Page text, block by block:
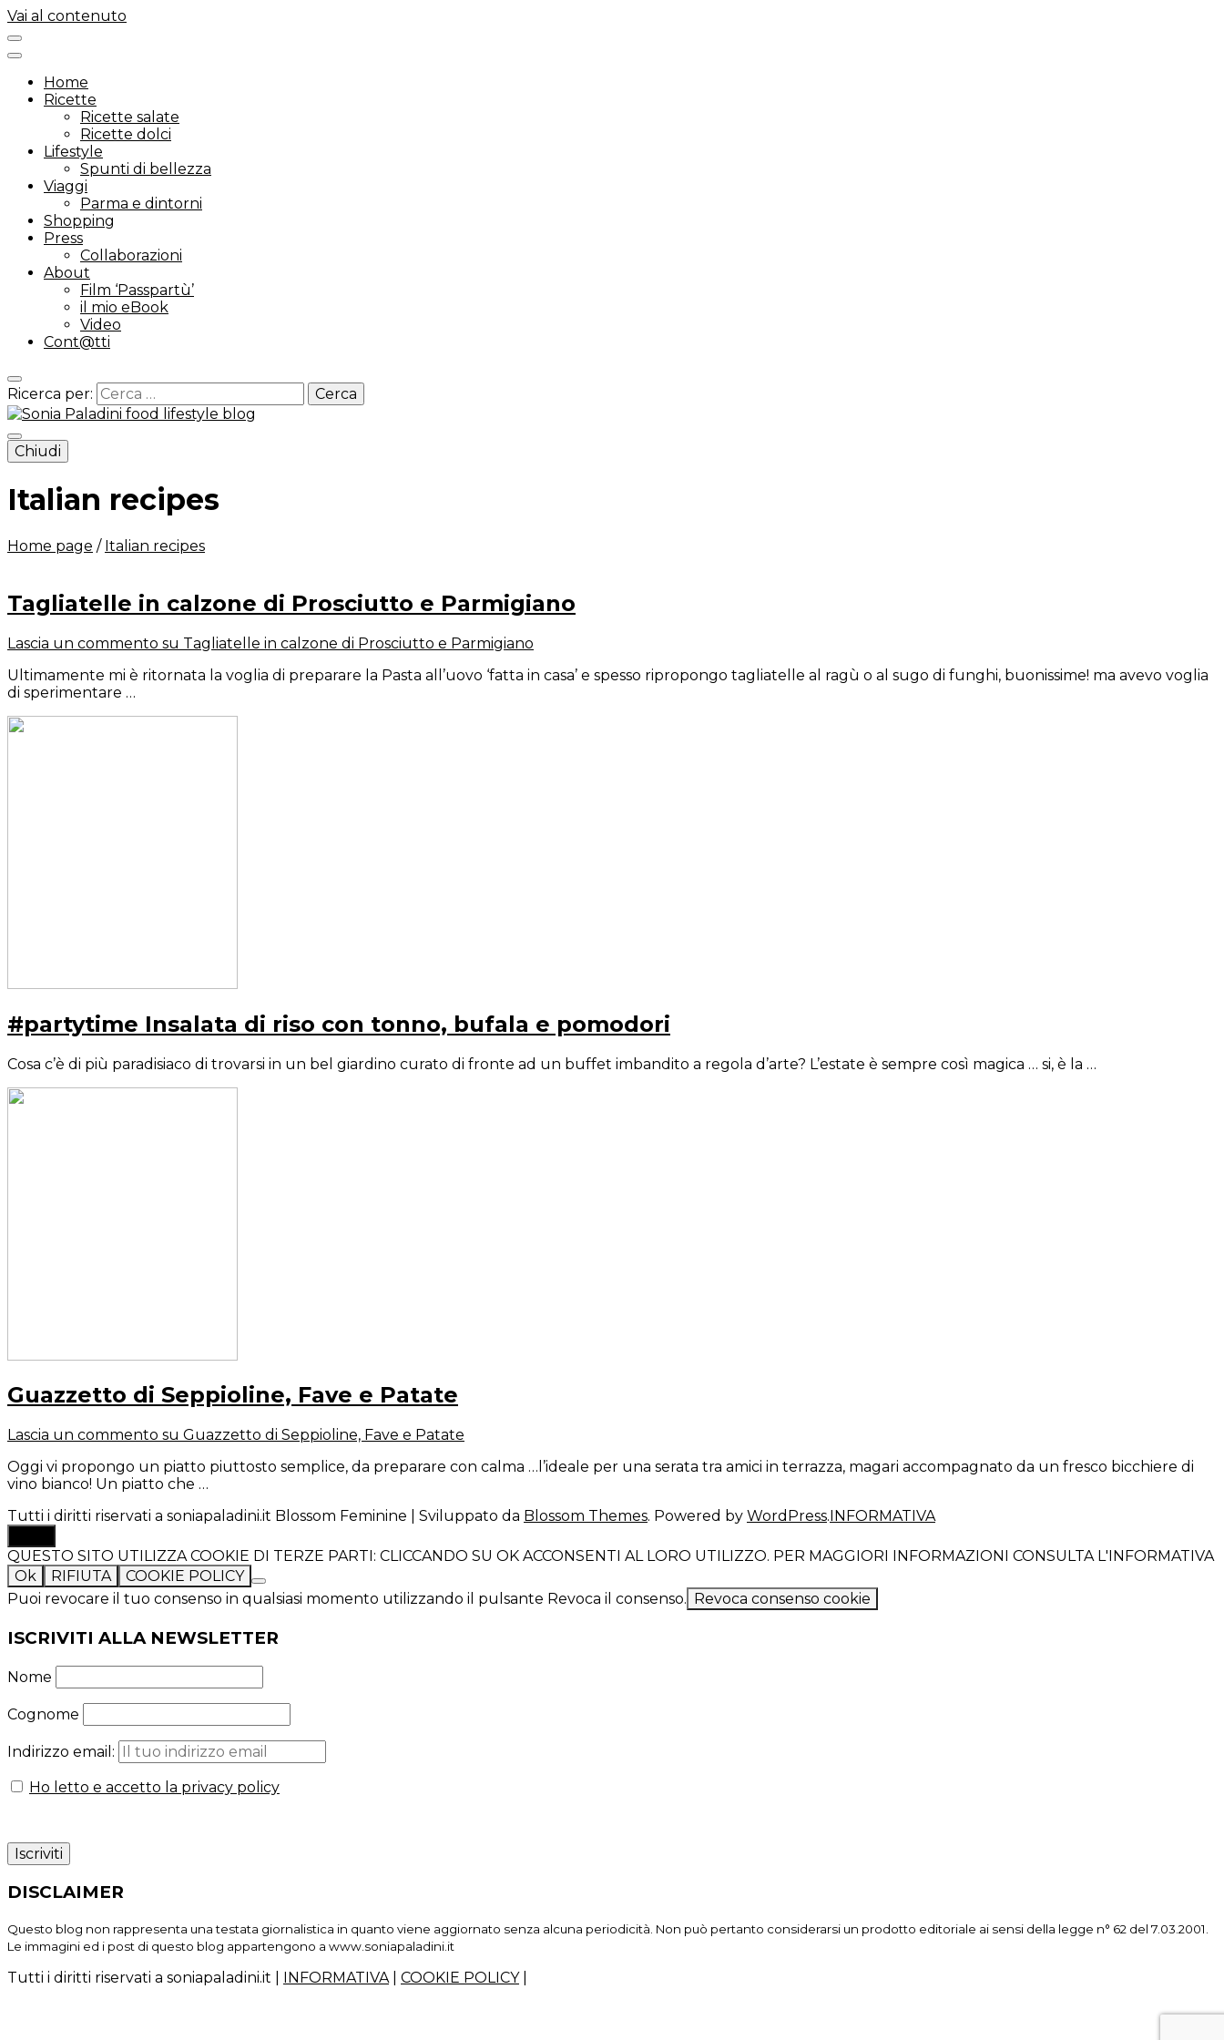
Vai al contenuto
Home
Ricette
Ricette salate
Ricette dolci
Lifestyle
Spunti di bellezza
Viaggi
Parma e dintorni
Shopping
Press
Collaborazioni
About
Film ‘Passpartù’
il mio eBook
Video
Cont@tti
Ricerca per:
Sonia Paladini – food and lifestyle blog – Italy
Chiudi
Italian recipes
Home page / Italian recipes
Tagliatelle in calzone di Prosciutto e Parmigiano
Lascia un commento su Tagliatelle in calzone di Prosciutto e Parmigiano
Ultimamente mi è ritornata la voglia di preparare la Pasta all’uovo ‘fatta in casa’ e spesso ripropongo tagliatelle al ragù o al sugo di funghi, buonissime! ma avevo voglia
di sperimentare …
#partytime Insalata di riso con tonno, bufala e pomodori
Cosa c’è di più paradisiaco di trovarsi in un bel giardino curato di fronte ad un buffet imbandito a regola d’arte? L’estate è sempre così magica … si, è la …
Guazzetto di Seppioline, Fave e Patate
Lascia un commento su Guazzetto di Seppioline, Fave e Patate
Oggi vi propongo un piatto piuttosto semplice, da preparare con calma …l’ideale per una serata tra amici in terrazza, magari accompagnato da un fresco bicchiere di
vino bianco! Un piatto che …
Tutti i diritti riservati a soniapaladini.it Blossom Feminine | Sviluppato da Blossom Themes. Powered by WordPress. INFORMATIVA
QUESTO SITO UTILIZZA COOKIE DI TERZE PARTI: CLICCANDO SU OK ACCONSENTI AL LORO UTILIZZO. PER MAGGIORI INFORMAZIONI CONSULTA L'INFORMATIVA
Ok
RIFIUTA
COOKIE POLICY
Puoi revocare il tuo consenso in qualsiasi momento utilizzando il pulsante Revoca il consenso.
Revoca consenso cookie
ISCRIVITI ALLA NEWSLETTER
Nome
Cognome
Indirizzo email:
Ho letto e accetto la privacy policy
DISCLAIMER
Questo blog non rappresenta una testata giornalistica in quanto viene aggiornato senza alcuna periodicità. Non può pertanto considerarsi un prodotto editoriale ai sensi della legge n° 62 del 7.03.2001.
Le immagini ed i post di questo blog appartengono a www.soniapaladini.it
Tutti i diritti riservati a soniapaladini.it INFORMATIVA| COOKIE POLICY|